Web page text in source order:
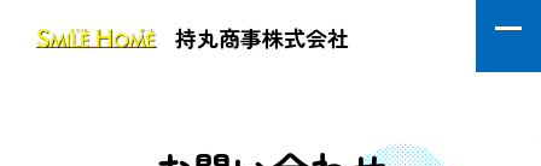
持丸商事株式会社